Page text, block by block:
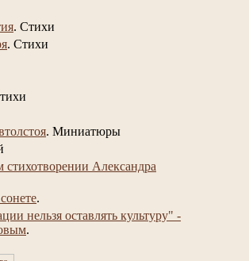
. Стихи
. Стихи
. Миниатюры
Александра
.
нельзя оставлять культуру" -
.